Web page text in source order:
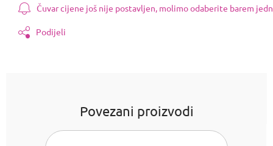
Čuvar cijene još nije postavljen, molimo odaberite barem
Podijeli
Povezani proizvodi